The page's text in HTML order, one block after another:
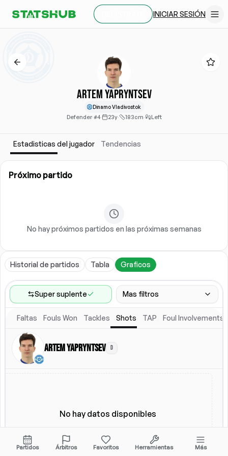
INICIAR SESIÓN
Artem Yapryntsev
Dinamo Vladivostok
Defender·#4· 23y· 183cm· Left
Estadisticas del jugador Tendencias
Próximo partido
No hay próximos partidos en las próximas semanas
Historial de partidos Tabla Graficos
Super suplente Mas filtros
Rango de partidos
Ultimos 60 partidos
Ubicacion
Faltas Fouls Won Tackles Shots TAP Foul Involvements
Artem Yapryntsev D
No hay datos disponibles
Partidos Árbitros Favoritos Herramientas Más